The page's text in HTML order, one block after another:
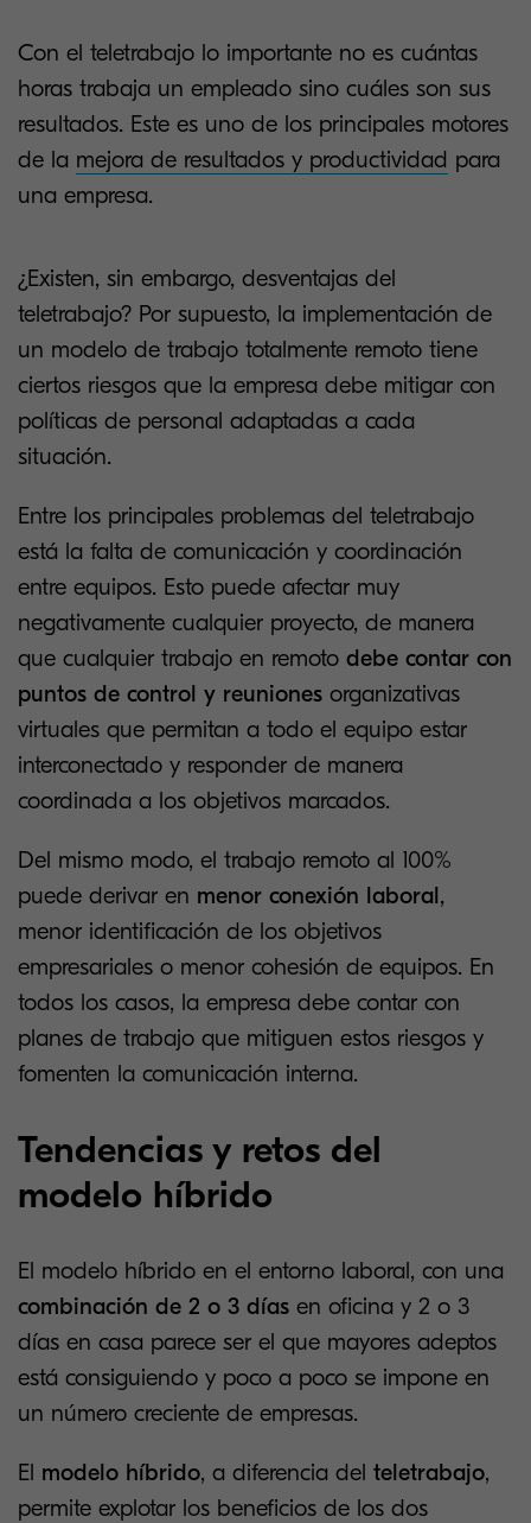
Con el teletrabajo lo importante no es cuántas
horas trabaja un empleado sino cuáles son sus
resultados. Este es uno de los principales motores
de la mejora de resultados y productividad para
una empresa.
¿Existen, sin embargo, desventajas del
teletrabajo? Por supuesto, la implementación de
un modelo de trabajo totalmente remoto tiene
ciertos riesgos que la empresa debe mitigar con
políticas de personal adaptadas a cada
situación.
Entre los principales problemas del teletrabajo
está la falta de comunicación y coordinación
entre equipos. Esto puede afectar muy
negativamente cualquier proyecto, de manera
que cualquier trabajo en remoto debe contar con
puntos de control y reuniones organizativas
virtuales que permitan a todo el equipo estar
interconectado y responder de manera
coordinada a los objetivos marcados.
Del mismo modo, el trabajo remoto al 100%
puede derivar en menor conexión laboral,
menor identificación de los objetivos
empresariales o menor cohesión de equipos. En
todos los casos, la empresa debe contar con
planes de trabajo que mitiguen estos riesgos y
fomenten la comunicación interna.
Tendencias y retos del
modelo híbrido
El modelo híbrido en el entorno laboral, con una
combinación de 2 o 3 días en oficina y 2 o 3
días en casa parece ser el que mayores adeptos
está consiguiendo y poco a poco se impone en
un número creciente de empresas.
El modelo híbrido, a diferencia del teletrabajo,
permite explotar los beneficios de los dos